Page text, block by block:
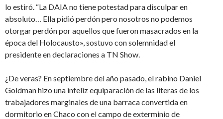
lo estiró. “La DAIA no tiene potestad para disculpar en
absoluto… Ella pidió perdón pero nosotros no podemos
otorgar perdón por aquellos que fueron masacrados en la
época del Holocausto», sostuvo con solemnidad el
presidente en declaraciones a TN Show.
¿De veras? En septiembre del año pasado, el rabino Daniel
Goldman hizo una infeliz equiparación de las literas de los
trabajadores marginales de una barraca convertida en
dormitorio en Chaco con el campo de exterminio de